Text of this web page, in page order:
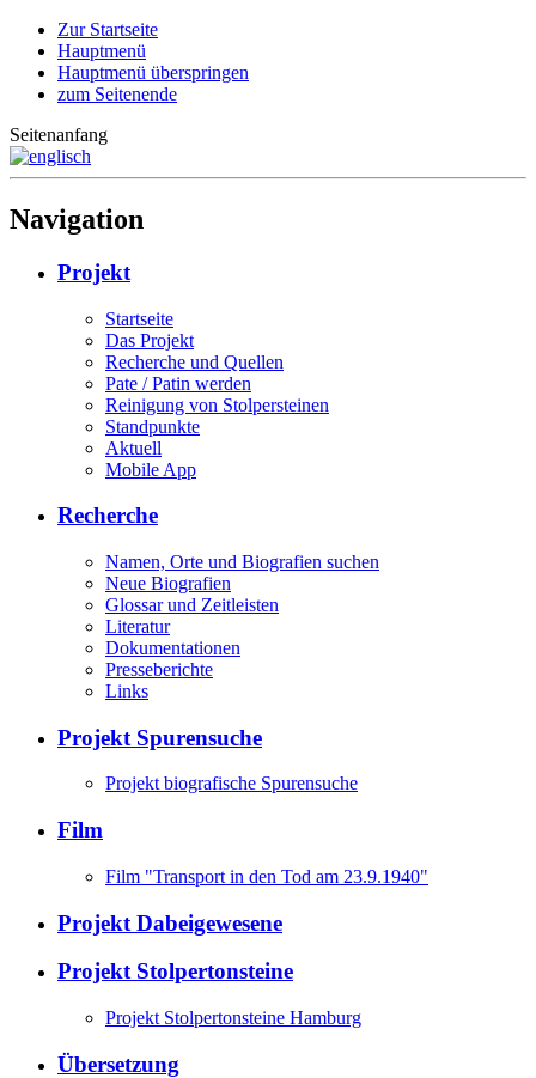
Zur Startseite
Hauptmenü
Hauptmenü überspringen
zum Seitenende
Seitenanfang
Navigation
Projekt
Startseite
Das Projekt
Recherche und Quellen
Pate / Patin werden
Reinigung von Stolpersteinen
Standpunkte
Aktuell
Mobile App
Recherche
Namen, Orte und Biografien suchen
Neue Biografien
Glossar und Zeitleisten
Literatur
Dokumentationen
Presseberichte
Links
Projekt Spurensuche
Projekt biografische Spurensuche
Film
Film "Transport in den Tod am 23.9.1940"
Projekt Dabeigewesene
Projekt Stolpertonsteine
Projekt Stolpertonsteine Hamburg
Übersetzung